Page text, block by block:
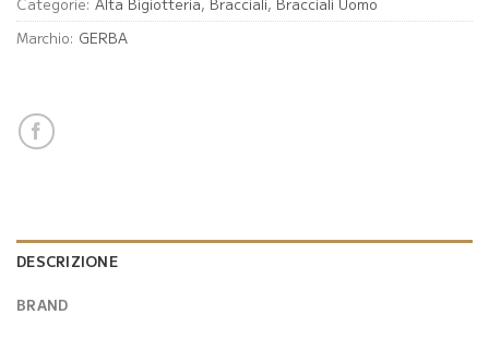
Marchio: GERBA
DESCRIZIONE
BRAND